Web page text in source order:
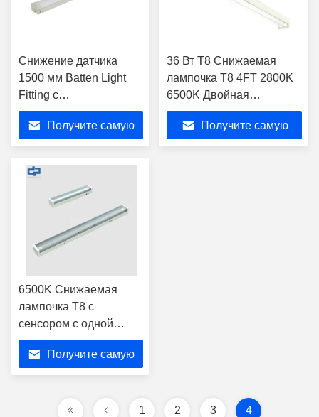
Снижение датчика
1500 мм Batten Light
Fitting с
дистанционным
управлением
Получите самую
36 Вт T8 Снижаемая
лампочка T8 4FT 2800K
6500K Двойная
лампочка LED
Получите самую
6500K Снижаемая
лампочка T8 с
сенсором с одной
трубой 9w
Промышленный
светодиодный трубный
Получите самую
1 2 3 4